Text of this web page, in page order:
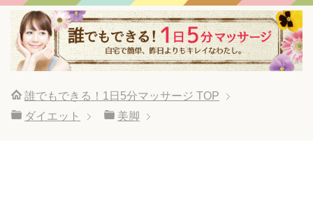
誰でもできる！1日5分マッサージ TOP
ダイエット
美脚